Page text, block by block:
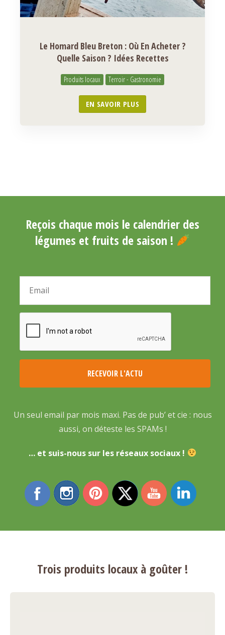
Le Homard Bleu Breton : Où En Acheter ?
Quelle Saison ? Idées Recettes
Produits locaux Terroir - Gastronomie
EN SAVOIR PLUS
Reçois chaque mois le calendrier des
légumes et fruits de saison !
Un seul email par mois maxi. Pas de pub’ et cie : nous
aussi, on déteste les SPAMs !
… et suis-nous sur les réseaux sociaux !
Trois produits locaux à goûter !